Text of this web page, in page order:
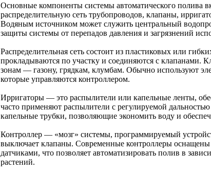
Основные компоненты системы автоматического полива
распределительную сеть трубопроводов, клапаны,
Водяным источником может служить центральный
защиты системы от перепадов давления и загрязнений
Распределительная сеть состоит из пластиковых или
прокладываются по участку и соединяются с клапанами.
зонам — газону, грядкам, клумбам. Обычно используют
которые управляются контроллером.
Ирригаторы — это распылители или капельные ленты,
часто применяют распылители с регулируемой
капельные трубки, позволяющие экономить воду и
Контроллер — «мозг» системы, программируемый
выключает клапаны. Современные контроллеры
датчиками, что позволяет автоматизировать полив в
растений.